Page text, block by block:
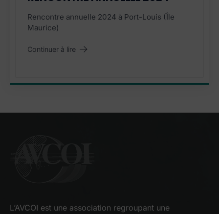
Rencontre annuelle 2024 à Port-Louis (Île
Maurice)
Continuer à lire
"Rencontre annuelle 2024"
L’AVCOI est une association regroupant une